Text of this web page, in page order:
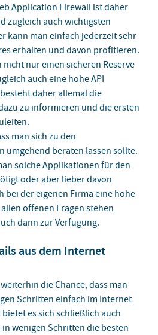
Application Firewall ist daher
zugleich auch wichtigsten
kann man einfach jederzeit sehr
erhalten und davon profitieren.
nur einen sicheren Reserve
auch eine hohe API
daher allemal die
zu informieren und die ersten
man sich zu den
umgehend beraten lassen sollte.
solche Applikationen für den
oder aber lieber davon
bei der eigenen Firma eine hohe
offenen Fragen stehen
dann zur Verfügung.
aus dem Internet
die Chance, dass man
Schritten einfach im Internet
es sich schließlich auch
wenigen Schritten die besten